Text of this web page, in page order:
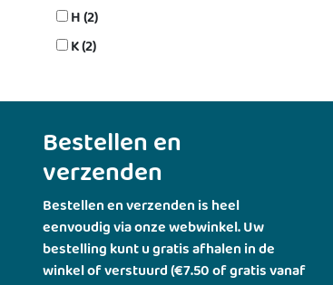
H (2)
K (2)
Bestellen en
verzenden
Bestellen en verzenden is heel
eenvoudig via onze webwinkel. Uw
bestelling kunt u gratis afhalen in de
winkel of verstuurd (€7.50 of gratis vanaf